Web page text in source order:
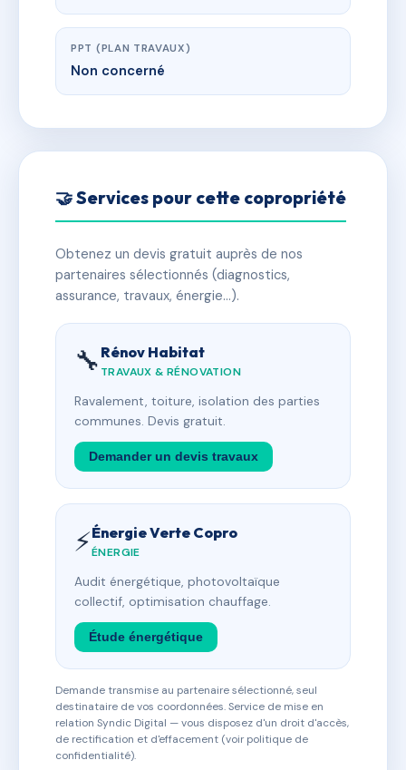
PPT (PLAN TRAVAUX)
Non concerné
🤝 Services pour cette copropriété
Obtenez un devis gratuit auprès de nos
partenaires sélectionnés (diagnostics,
assurance, travaux, énergie…).
🔧 Rénov Habitat
TRAVAUX & RÉNOVATION
Ravalement, toiture, isolation des parties
communes. Devis gratuit.
Demander un devis travaux
⚡Énergie Verte Copro
ÉNERGIE
Audit énergétique, photovoltaïque
collectif, optimisation chauffage.
Étude énergétique
Demande transmise au partenaire sélectionné, seul
destinataire de vos coordonnées. Service de mise en
relation Syndic Digital — vous disposez d'un droit d'accès,
de rectification et d'effacement (voir politique de
confidentialité).